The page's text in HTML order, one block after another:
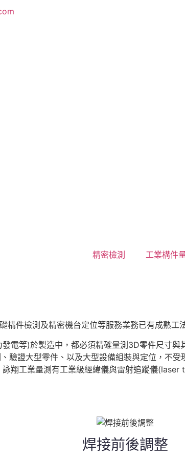
精密檢測 工業構件
構件檢測及精密機台定位等服務業務已有成熟工
電等)於製造中，都必須精確量測3D零件尺寸
驗證大型零件、以及大型設備組裝與定位，不
翔工業量測有工業級經緯儀與雷射追蹤儀(laser
焊接前後調整